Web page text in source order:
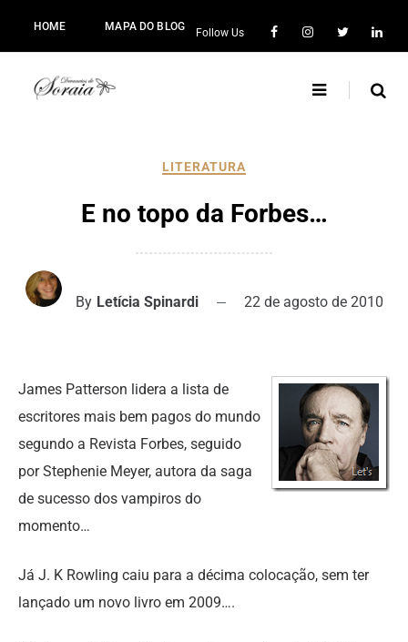
HOME MAPA DO BLOG
Follow Us
LITERATURA
E no topo da Forbes…
By Letícia Spinardi 22 de agosto de 2010
James Patterson lidera a lista de
escritores mais bem pagos do mundo
segundo a Revista Forbes, seguido
por Stephenie Meyer, autora da saga
de sucesso dos vampiros do
momento…
Já J. K Rowling caiu para a décima colocação, sem ter
lançado um novo livro em 2009….